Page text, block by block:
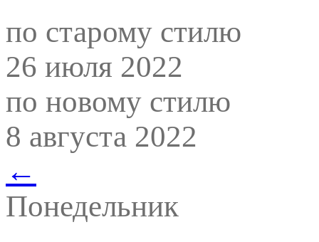
по старому стилю
26 июля 2022
по новому стилю
8 августа 2022
←
Понедельник